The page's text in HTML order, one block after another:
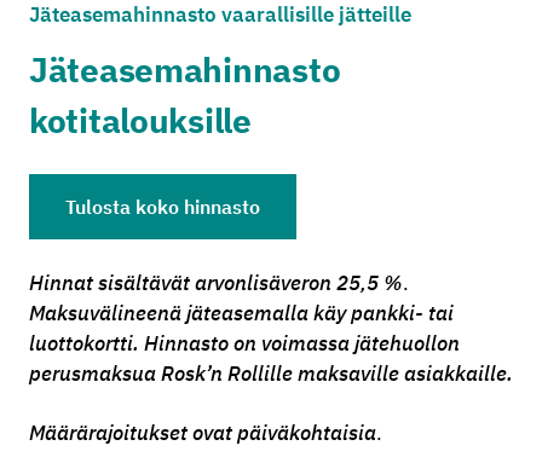
Jäteasemahinnasto vaarallisille jätteille
Jäteasemahinnasto
kotitalouksille
Tulosta koko hinnasto
Hinnat sisältävät arvonlisäveron 25,5 %.
Maksuvälineenä jäteasemalla käy pankki- tai
luottokortti. Hinnasto on voimassa jätehuollon
perusmaksua Rosk’n Rollille maksaville asiakkaille.
Määrärajoitukset ovat päiväkohtaisia.